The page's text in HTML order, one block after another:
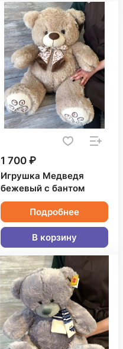
1 700 ₽
Игрушка Медведя
бежевый с бантом
Подробнее
В корзину